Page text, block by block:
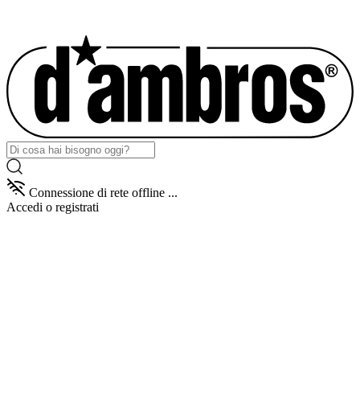
Connessione di rete offline ...
Accedi o registrati